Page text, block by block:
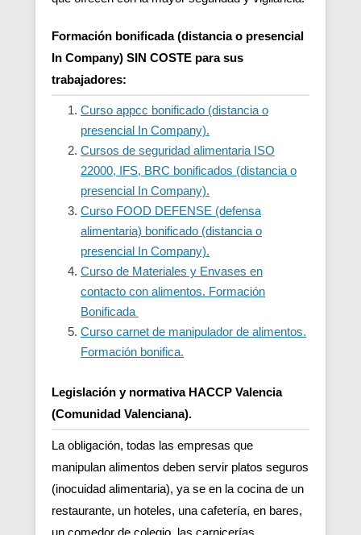
Formación bonificada (distancia o presencial
In Company) SIN COSTE para sus
trabajadores:
Curso appcc bonificado (distancia o
presencial In Company).
Cursos de seguridad alimentaria ISO
22000, IFS, BRC bonificados (distancia o
presencial In Company).
Curso FOOD DEFENSE (defensa
alimentaria) bonificado (distancia o
presencial In Company).
Curso de Materiales y Envases en
contacto con alimentos. Formación
Bonificada
Curso carnet de manipulador de alimentos.
Formación bonifica.
Legislación y normativa HACCP Valencia
(Comunidad Valenciana).
La obligación, todas las empresas que
manipulan alimentos deben servir platos seguros
(inocuidad alimentaria), ya se en la cocina de un
restaurante, un hoteles, una cafetería, en bares,